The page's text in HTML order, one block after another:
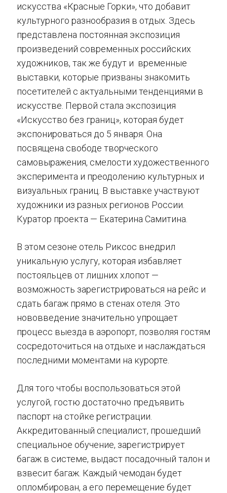
искусства «Красные Горки», что добавит
культурного разнообразия в отдых. Здесь
представлена постоянная экспозиция
произведений современных российских
художников, так же будут и временные
выставки, которые призваны знакомить
посетителей с актуальными тенденциями в
искусстве. Первой стала экспозиция
«Искусство без границ», которая будет
экспонироваться до 5 января. Она
посвящена свободе творческого
самовыражения, смелости художественного
эксперимента и преодолению культурных и
визуальных границ. В выставке участвуют
художники из разных регионов России.
Куратор проекта — Екатерина Самитина.
В этом сезоне отель Риксос внедрил
уникальную услугу, которая избавляет
постояльцев от лишних хлопот —
возможность зарегистрироваться на рейс и
сдать багаж прямо в стенах отеля. Это
нововведение значительно упрощает
процесс выезда в аэропорт, позволяя гостям
сосредоточиться на отдыхе и наслаждаться
последними моментами на курорте.
Для того чтобы воспользоваться этой
услугой, гостю достаточно предъявить
паспорт на стойке регистрации.
Аккредитованный специалист, прошедший
специальное обучение, зарегистрирует
багаж в системе, выдаст посадочный талон и
взвесит багаж. Каждый чемодан будет
опломбирован, а его перемещение будет